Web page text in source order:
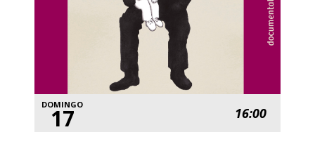
DOMINGO
17 16:00